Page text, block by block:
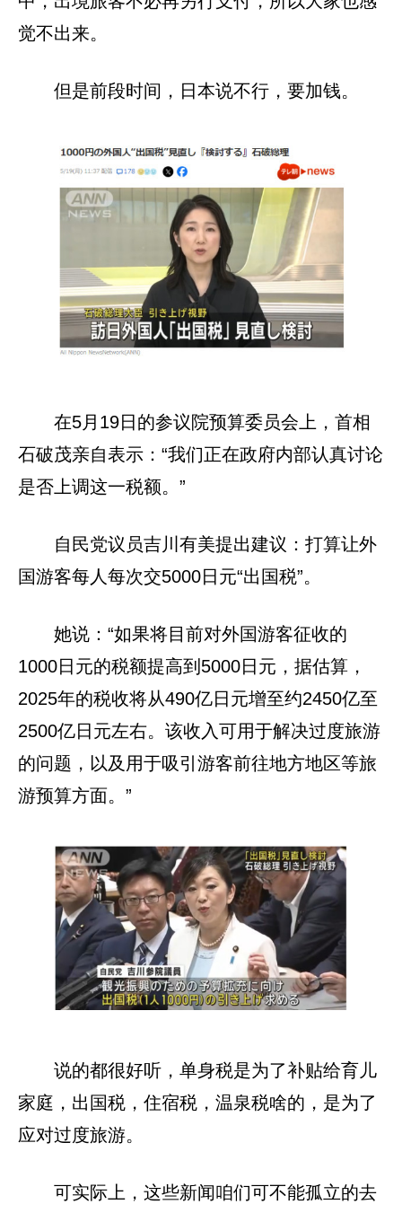
觉不出来。
但是前段时间，日本说不行，要加钱。
在5月19日的参议院预算委员会上，首相
石破茂亲自表示：“我们正在政府内部认真讨论
是否上调这一税额。”
自民党议员吉川有美提出建议：打算让外
国游客每人每次交5000日元“出国税”。
她说：“如果将目前对外国游客征收的
1000日元的税额提高到5000日元，据估算，
2025年的税收将从490亿日元增至约2450亿至
2500亿日元左右。该收入可用于解决过度旅游
的问题，以及用于吸引游客前往地方地区等旅
游预算方面。”
说的都很好听，单身税是为了补贴给育儿
家庭，出国税，住宿税，温泉税啥的，是为了
应对过度旅游。
可实际上，这些新闻咱们可不能孤立的去